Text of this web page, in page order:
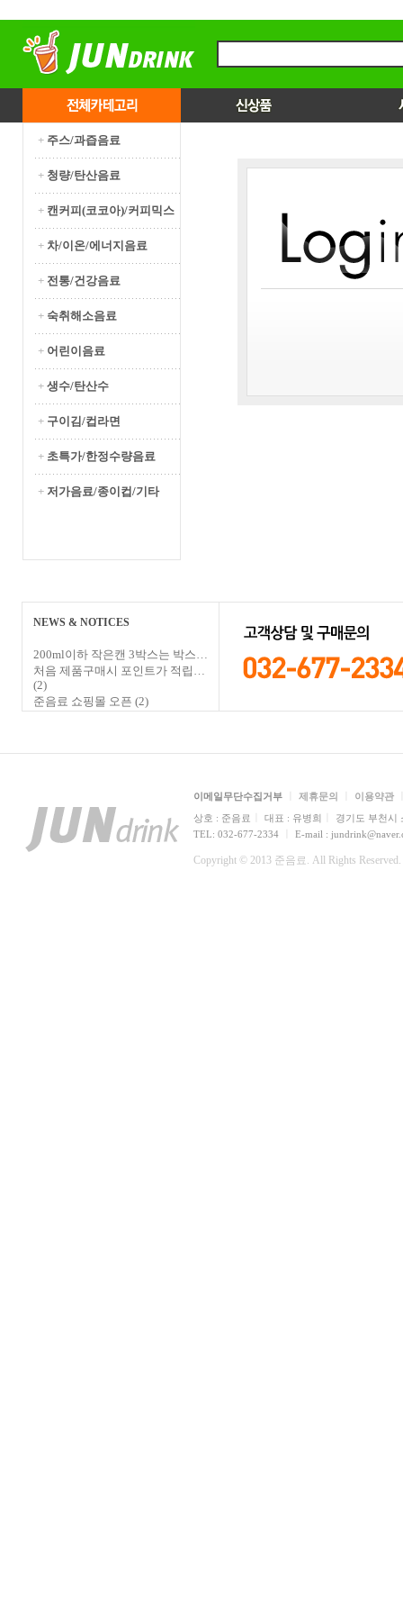
+ 주스/과즙음료
+ 청량/탄산음료
+ 캔커피(코코아)/커피믹스
+ 차/이온/에너지음료
+ 전통/건강음료
+ 숙취해소음료
+ 어린이음료
+ 생수/탄산수
+ 구이김/컵라면
+ 초특가/한정수량음료
+ 저가음료/종이컵/기타
NEWS & NOTICES
200ml이하 작은캔 3박스는 박스…
처음 제품구매시 포인트가 적립…
(2)
준음료 쇼핑몰 오픈 (2)
이메일무단수집거부 제휴문의 이용약관
상호 : 준음료 대표 : 유병희
경기도 부천시
TEL: 032-677-2334
E-mail :
Copyright © 2013 준음료. All Rights Reserved.